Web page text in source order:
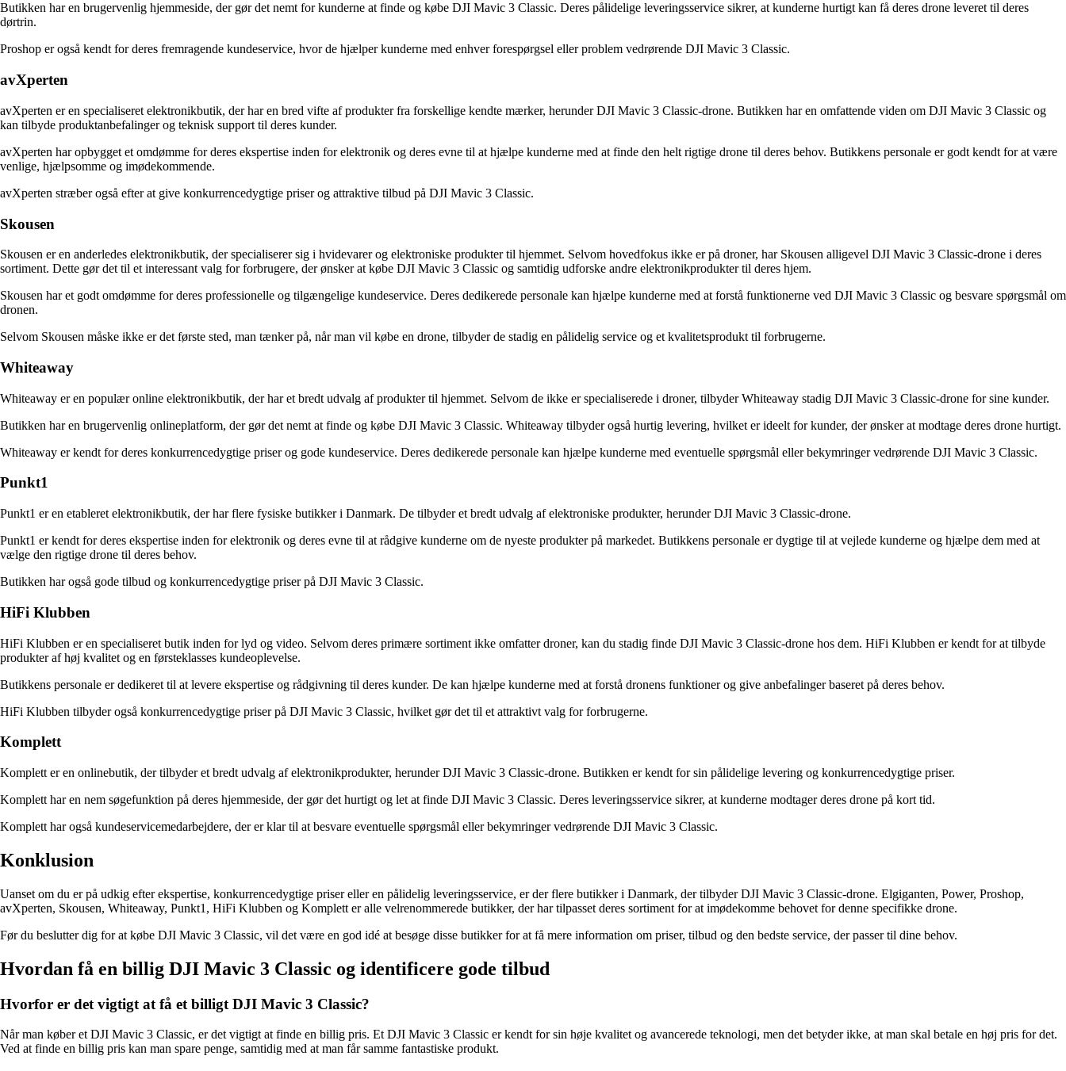
Butikken har en brugervenlig hjemmeside, der gør det nemt for kunderne at finde og købe DJI Mavic 3 Classic. Deres pålidelige leveringsservice sikrer, at kunderne hurtigt kan få deres drone leveret til deres
dørtrin.
Proshop er også kendt for deres fremragende kundeservice, hvor de hjælper kunderne med enhver forespørgsel eller problem vedrørende DJI Mavic 3 Classic.
avXperten
avXperten er en specialiseret elektronikbutik, der har en bred vifte af produkter fra forskellige kendte mærker, herunder DJI Mavic 3 Classic-drone. Butikken har en omfattende viden om DJI Mavic 3 Classic og
kan tilbyde produktanbefalinger og teknisk support til deres kunder.
avXperten har opbygget et omdømme for deres ekspertise inden for elektronik og deres evne til at hjælpe kunderne med at finde den helt rigtige drone til deres behov. Butikkens personale er godt kendt for at være
venlige, hjælpsomme og imødekommende.
avXperten stræber også efter at give konkurrencedygtige priser og attraktive tilbud på DJI Mavic 3 Classic.
Skousen
Skousen er en anderledes elektronikbutik, der specialiserer sig i hvidevarer og elektroniske produkter til hjemmet. Selvom hovedfokus ikke er på droner, har Skousen alligevel DJI Mavic 3 Classic-drone i deres
sortiment. Dette gør det til et interessant valg for forbrugere, der ønsker at købe DJI Mavic 3 Classic og samtidig udforske andre elektronikprodukter til deres hjem.
Skousen har et godt omdømme for deres professionelle og tilgængelige kundeservice. Deres dedikerede personale kan hjælpe kunderne med at forstå funktionerne ved DJI Mavic 3 Classic og besvare spørgsmål om
dronen.
Selvom Skousen måske ikke er det første sted, man tænker på, når man vil købe en drone, tilbyder de stadig en pålidelig service og et kvalitetsprodukt til forbrugerne.
Whiteaway
Whiteaway er en populær online elektronikbutik, der har et bredt udvalg af produkter til hjemmet. Selvom de ikke er specialiserede i droner, tilbyder Whiteaway stadig DJI Mavic 3 Classic-drone for sine kunder.
Butikken har en brugervenlig onlineplatform, der gør det nemt at finde og købe DJI Mavic 3 Classic. Whiteaway tilbyder også hurtig levering, hvilket er ideelt for kunder, der ønsker at modtage deres drone hurtigt.
Whiteaway er kendt for deres konkurrencedygtige priser og gode kundeservice. Deres dedikerede personale kan hjælpe kunderne med eventuelle spørgsmål eller bekymringer vedrørende DJI Mavic 3 Classic.
Punkt1
Punkt1 er en etableret elektronikbutik, der har flere fysiske butikker i Danmark. De tilbyder et bredt udvalg af elektroniske produkter, herunder DJI Mavic 3 Classic-drone.
Punkt1 er kendt for deres ekspertise inden for elektronik og deres evne til at rådgive kunderne om de nyeste produkter på markedet. Butikkens personale er dygtige til at vejlede kunderne og hjælpe dem med at
vælge den rigtige drone til deres behov.
Butikken har også gode tilbud og konkurrencedygtige priser på DJI Mavic 3 Classic.
HiFi Klubben
HiFi Klubben er en specialiseret butik inden for lyd og video. Selvom deres primære sortiment ikke omfatter droner, kan du stadig finde DJI Mavic 3 Classic-drone hos dem. HiFi Klubben er kendt for at tilbyde
produkter af høj kvalitet og en førsteklasses kundeoplevelse.
Butikkens personale er dedikeret til at levere ekspertise og rådgivning til deres kunder. De kan hjælpe kunderne med at forstå dronens funktioner og give anbefalinger baseret på deres behov.
HiFi Klubben tilbyder også konkurrencedygtige priser på DJI Mavic 3 Classic, hvilket gør det til et attraktivt valg for forbrugerne.
Komplett
Komplett er en onlinebutik, der tilbyder et bredt udvalg af elektronikprodukter, herunder DJI Mavic 3 Classic-drone. Butikken er kendt for sin pålidelige levering og konkurrencedygtige priser.
Komplett har en nem søgefunktion på deres hjemmeside, der gør det hurtigt og let at finde DJI Mavic 3 Classic. Deres leveringsservice sikrer, at kunderne modtager deres drone på kort tid.
Komplett har også kundeservicemedarbejdere, der er klar til at besvare eventuelle spørgsmål eller bekymringer vedrørende DJI Mavic 3 Classic.
Konklusion
Uanset om du er på udkig efter ekspertise, konkurrencedygtige priser eller en pålidelig leveringsservice, er der flere butikker i Danmark, der tilbyder DJI Mavic 3 Classic-drone. Elgiganten, Power, Proshop,
avXperten, Skousen, Whiteaway, Punkt1, HiFi Klubben og Komplett er alle velrenommerede butikker, der har tilpasset deres sortiment for at imødekomme behovet for denne specifikke drone.
Før du beslutter dig for at købe DJI Mavic 3 Classic, vil det være en god idé at besøge disse butikker for at få mere information om priser, tilbud og den bedste service, der passer til dine behov.
Hvordan få en billig DJI Mavic 3 Classic og identificere gode tilbud
Hvorfor er det vigtigt at få et billigt DJI Mavic 3 Classic?
Når man køber et DJI Mavic 3 Classic, er det vigtigt at finde en billig pris. Et DJI Mavic 3 Classic er kendt for sin høje kvalitet og avancerede teknologi, men det betyder ikke, at man skal betale en høj pris for det.
Ved at finde en billig pris kan man spare penge, samtidig med at man får samme fantastiske produkt.